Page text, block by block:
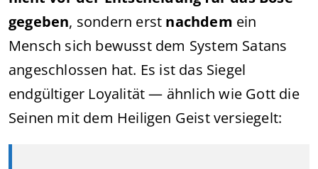
gegeben, sondern erst nachdem ein
Mensch sich bewusst dem System Satans
angeschlossen hat. Es ist das Siegel
endgültiger Loyalität — ähnlich wie Gott die
Seinen mit dem Heiligen Geist versiegelt: